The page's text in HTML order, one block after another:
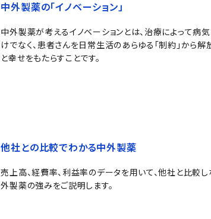
中外製薬の「イノベーション」
中外製薬が考えるイノベーションとは、治療によって病
けでなく、患者さんを日常生活のあらゆる「制約」から解
と幸せをもたらすことです。
他社との比較でわかる中外製薬
売上高、経費率、利益率のデータを用いて、他社と比較
外製薬の強みをご説明します。